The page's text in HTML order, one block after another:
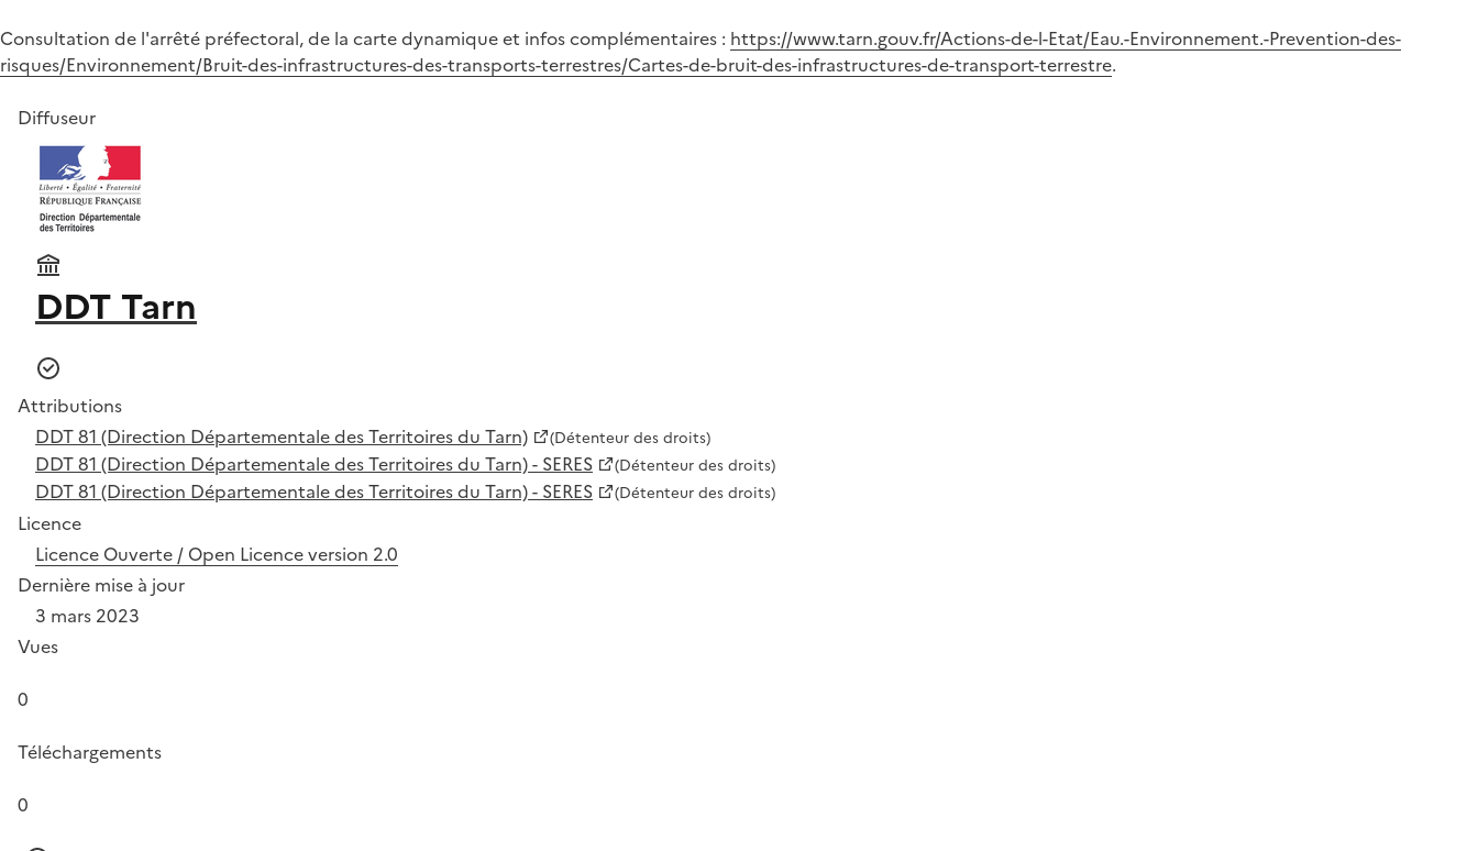
Consultation de l'arrêté préfectoral, de la carte dynamique et infos complémentaires : https://www.tarn.gouv.fr/Actions-de-l-Etat/Eau.-Environnement.-Prevention-des-
risques/Environnement/Bruit-des-infrastructures-des-transports-terrestres/Cartes-de-bruit-des-infrastructures-de-transport-terrestre.
Diffuseur
DDT Tarn
Attributions
DDT 81 (Direction Départementale des Territoires du Tarn)
(Détenteur des droits)
DDT 81 (Direction Départementale des Territoires du Tarn) - SERES (Détenteur des droits)
DDT 81 (Direction Départementale des Territoires du Tarn) - SERES (Détenteur des droits)
Licence
Licence Ouverte / Open Licence version 2.0
Dernière mise à jour
3 mars 2023
Vues
0
Téléchargements
0